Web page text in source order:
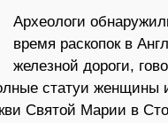
Археологи
время раскопок в
железной дороги,
статуи женщины
Святой Марии в